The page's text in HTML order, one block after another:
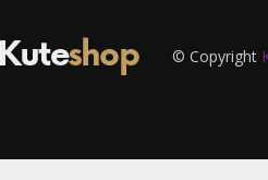
© Copyright